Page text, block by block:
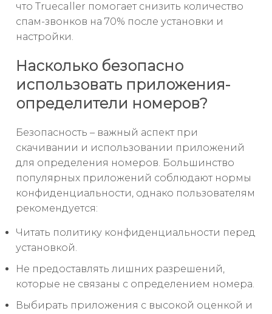
что Truecaller помогает снизить количество
спам-звонков на 70% после установки и
настройки.
Насколько безопасно
использовать приложения-
определители номеров?
Безопасность – важный аспект при
скачивании и использовании приложений
для определения номеров. Большинство
популярных приложений соблюдают нормы
конфиденциальности, однако пользователям
рекомендуется:
Читать политику конфиденциальности перед
установкой.
Не предоставлять лишних разрешений,
которые не связаны с определением номера.
Выбирать приложения с высокой оценкой и